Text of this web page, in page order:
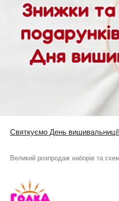
Святкуємо День вишивальниці!
Великий розпродаж наборів та